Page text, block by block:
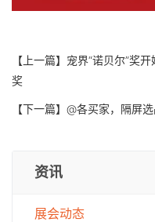
【上一篇】 宠界“诺贝尔”奖
奖
【下一篇】 @各买家，隔屏
资讯
展会动态